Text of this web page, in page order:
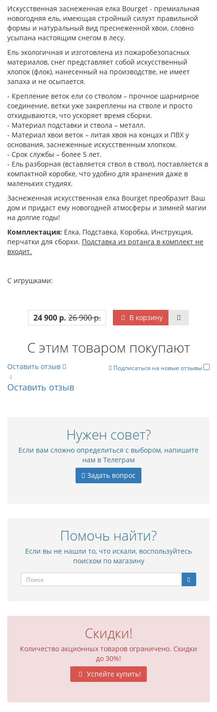
Искусственная заснеженная елка Bourget - премиальная
новогодняя ель, имеющая стройный силуэт правильной
формы и натуральный вид преснеженной хвои, словно
усыпана настоящим снегом в лесу.
Ель экологичная и изготовлена из пожаробезопасных
материалов, снег представляет собой искусственный
хлопок (флок), нанесенный на производстве, не имеет
запаха и не осыпается.
- Крепление веток ели со стволом – прочное шарнирное
соединение, ветки уже закреплены на стволе и просто
откидываются, что ускоряет время сборки.
- Материал подставки и ствола – металл.
- Материал хвои веток – литая хвоя на концах и ПВХ у
основания, заснеженные искусственным хлопком.
- Срок службы – более 5 лет.
- Ель разборная (вставляется ствол в ствол), поставляется в
компактной коробке, что удобно для хранения даже в
маленьких студиях.
Заснеженная искусственная елка Bourget преобразит Ваш
дом и придаст ему новогодней атмосферы и зимней магии
на долгие годы!
Комплектация: Елка, Подставка, Коробка, Инструкция,
перчатки для сборки. Подставка из ротанга в комплект не
входит.
С игрушками:
24 900 р. 26 900 р. В корзину
С этим товаром покупают
Подписаться на новые отзывы
Оставить отзыв
↓
Оставить отзыв
Нужен совет?
Если вам сложно определиться с выбором, напишите
нам в Телеграм
Задать вопрос
Помочь найти?
Если вы не нашли то, что искали, воспользуйтесь
поиском по магазину
Скидки!
Количество акционных товаров ограничено. Скидки
до 30%!
Успейте купить!